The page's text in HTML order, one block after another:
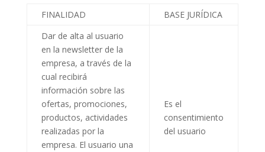
FINALIDAD
BASE JURÍDICA
Dar de alta al usuario
en la newsletter de la
empresa, a través de la
cual recibirá
información sobre las
ofertas, promociones,
productos, actividades
realizadas por la
empresa. El usuario una
Es el
consentimiento
del usuario